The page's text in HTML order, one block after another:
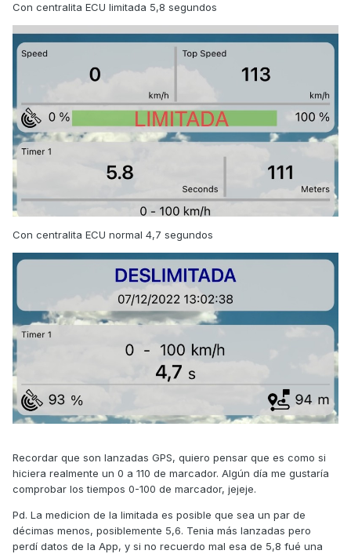
Con centralita ECU limitada 5,8 segundos
Con centralita ECU normal 4,7 segundos
Recordar que son lanzadas GPS, quiero pensar que es como si
hiciera realmente un 0 a 110 de marcador. Algún día me gustaría
comprobar los tiempos 0-100 de marcador, jejeje.
Pd. La medicion de la limitada es posible que sea un par de
décimas menos, posiblemente 5,6. Tenia más lanzadas pero
perdí datos de la App, y si no recuerdo mal esa de 5,8 fué una